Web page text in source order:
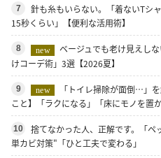
7
針も糸もいらない。「着ないTシ
15秒くらい」【便利な活用術】
8 new
ベージュでも老け見えし
けコーデ術」3選【2026夏】
9 new
「トイレ掃除が面倒…」
こと】「ラクになる」「床にモノを置か
10
捨てなかった人、正解です。「
単カビ対策"「ひと工夫で変わる」